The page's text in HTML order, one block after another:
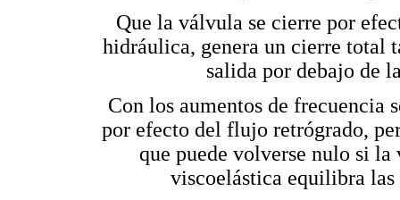
Que la válvula se cierre por
hidráulica, genera un cierre total
salida por debajo de
Con los aumentos de frecuencia
por efecto del flujo retrógrado,
que puede volverse nulo si la
viscoelástica equilibra las